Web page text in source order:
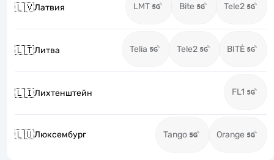
🇱🇻Латвия LMT Bite Tele2
🇱🇹Литва Telia Tele2 BITĖ
🇱🇮Лихтенштейн FL1
🇱🇺Люксембург Tango Orange